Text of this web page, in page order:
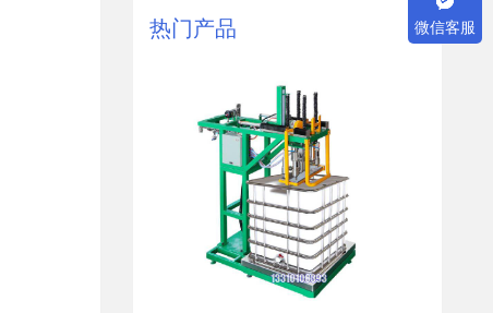
热门产品 微信客服